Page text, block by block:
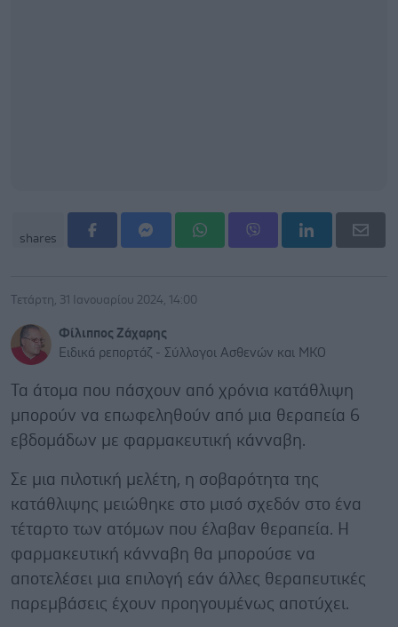
shares
Τετάρτη, 31 Ιανουαρίου 2024, 14:00
Φίλιππος Ζάχαρης
Ειδικά ρεπορτάζ - Σύλλογοι Ασθενών και ΜΚΟ
Τα άτομα που πάσχουν από χρόνια κατάθλιψη
μπορούν να επωφεληθούν από μια θεραπεία 6
εβδομάδων με φαρμακευτική κάνναβη.
Σε μια πιλοτική μελέτη, η σοβαρότητα της
κατάθλιψης μειώθηκε στο μισό σχεδόν στο ένα
τέταρτο των ατόμων που έλαβαν θεραπεία. Η
φαρμακευτική κάνναβη θα μπορούσε να
αποτελέσει μια επιλογή εάν άλλες θεραπευτικές
παρεμβάσεις έχουν προηγουμένως αποτύχει.